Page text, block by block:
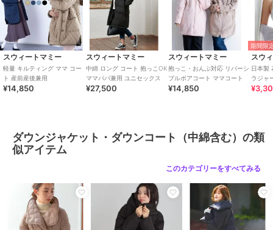
トアップなどのハレの日に役立つアイテムも。
おしゃれを楽しむ気持ち。育児を楽しむ気持ち。
すべてのママ、ベビー、ご家族をサポートするマタニティ服・授乳服
の専門店として、
妥協しない革新的な【ものづくり】のブランドとして皆様におしゃれ
をお届けします。
ショップ スウィートマミー
商品カテゴリ
ダウンジャケット・ダウンコ
ート（中綿含む）
性別タイプ
レディース
アウター・ジャケット・コート
ダウンジャケット・ダウンコ
スウィートマミー
軽量 キルティング ママ コー
ト 産前産後兼用
¥14,850
スウィートマミー
中綿 ロング コート 抱っこOK
ママパパ兼用 ユニセックス
¥27,500
スウィートマミー
抱っこ・おんぶ対応 リバーシ
ブルボアコート ママコート
¥14,850
期間限
スウ
日本製
ラジャ
ース/マ
ダウンジャケット・ダウンコート（中綿含む）の類
似アイテム
このカテゴリーをすべてみる